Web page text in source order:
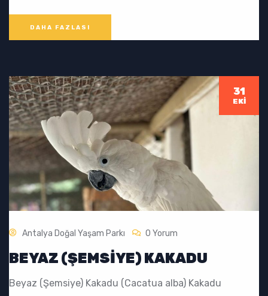
DAHA FAZLASI
31
EKI
Antalya Doğal Yaşam Parkı 0 Yorum
BEYAZ (ŞEMSIYE) KAKADU
Beyaz (Şemsiye) Kakadu (Cacatua alba) Kakadu